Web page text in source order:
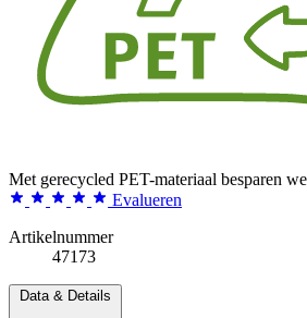
Met gerecycled PET-materiaal besparen
Evalueren
Artikelnummer
47173
Data & Details